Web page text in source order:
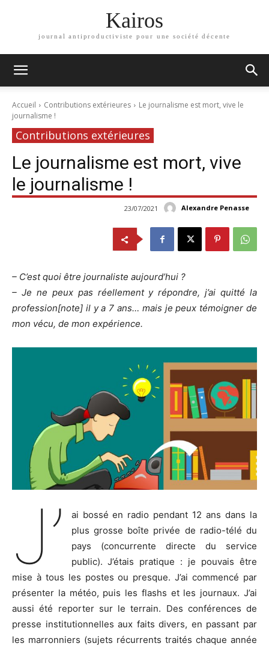
Kairos
journal antiproductiviste pour une société décente
Accueil Contributions extérieures
Le journalisme est mort, vive le
journalisme !
Contributions extérieures
Le journalisme est mort, vive
le journalisme !
Alexandre Penasse
23/07/2021
– C’est quoi être journaliste aujourd’hui ?
– Je ne peux pas réellement y répondre, j’ai quitté la
profession[note] il y a 7 ans… mais je peux témoigner de
mon vécu, de mon expérience.
J’
ai bossé en radio pendant 12 ans dans la
plus grosse boîte privée de radio-télé du
pays (concurrente directe du service
public). J’étais pratique : je pouvais être
mise à tous les postes ou presque. J’ai commencé par
présenter la météo, puis les flashs et les journaux. J’ai
aussi été reporter sur le terrain. Des conférences de
presse institutionnelles aux faits divers, en passant par
les marronniers (sujets récurrents traités chaque année